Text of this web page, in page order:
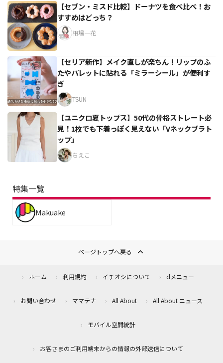
【セブン・ミスド比較】ドーナツを食べ比べ！お
すすめはどっち？
相場一花
【セリア新作】メイク直しが楽ちん！リップのふ
たやパレットに貼れる「ミラーシール」が便利す
ぎ
TSUN
【ユニクロ夏トップス】50代の骨格ストレート必
見！1枚でも下着っぽく見えない「Vネックブラト
ップ」
ちえこ
特集一覧
Makuake
ページトップへ戻る
ホーム 利用規約 イチオシについて dメニュー
お問い合わせ ママテナ All About All About ニュース
モバイル空間統計
お客さまのご利用端末からの情報の外部送信について